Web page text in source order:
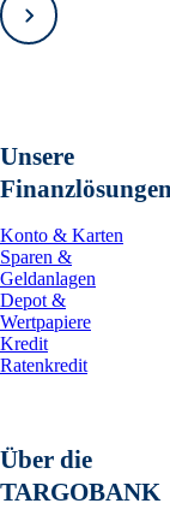
Vorwärts
Unsere
Finanzlösungen
Konto & Karten
Sparen &
Geldanlagen
Depot &
Wertpapiere
Kredit
Ratenkredit
Über die
TARGOBANK